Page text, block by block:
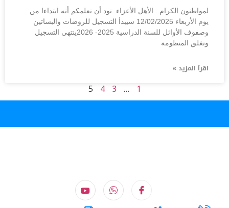
لمواطنون الكرام.. الأهل الأعزاء..نود أن نعلمكم أنه ابتداءا من
يوم الأربعاء 12/02/2025 سيبدأ التسجيل للروضات والبساتين
وصفوف الأوائل للسنة الدراسية 2025- 2026ينتهي التسجيل
وتغلق المنظومة
اقرأ المزيد »
1
…
3
4
5